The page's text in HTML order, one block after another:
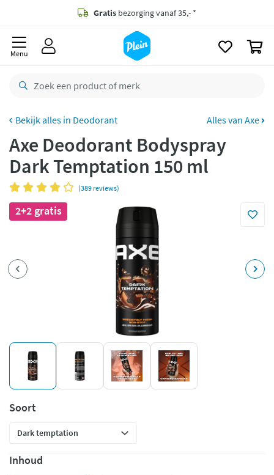
Gratis bezorging vanaf 35,- *
Bestelling uiterlijkmaandag
retourneren
CO2 neutraal
Betaal met Klarna
Menu
Deodorant Alles van Axe
Axe Deodorant Bodyspray
Dark Temptation 150 ml
(389 reviews)
2+2 gratis
Soort
Inhoud